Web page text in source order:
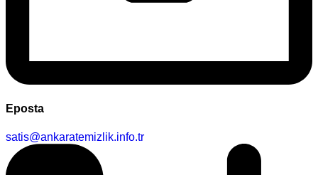
Eposta
satis@ankaratemizlik.info.tr